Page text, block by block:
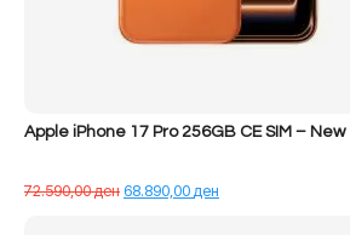
Apple iPhone 17 Pro 256GB CE SIM – New
72.590,00денÇmimi
68.890,00ден